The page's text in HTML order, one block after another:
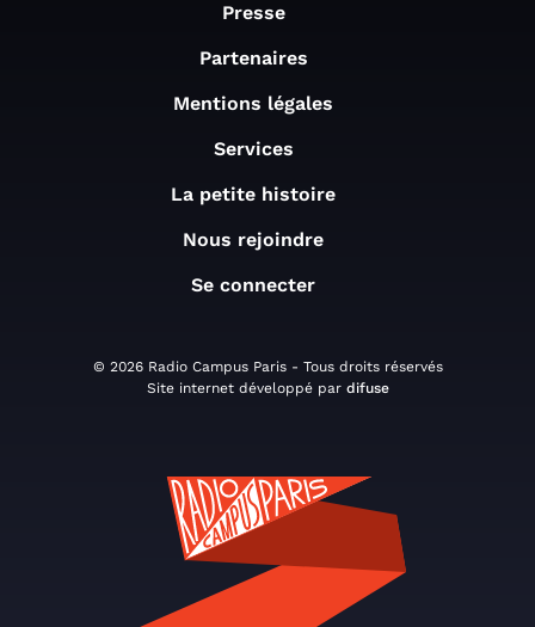
Presse
Partenaires
Mentions légales
Services
La petite histoire
Nous rejoindre
Se connecter
© 2026 Radio Campus Paris - Tous droits réservés
Site internet développé par difuse